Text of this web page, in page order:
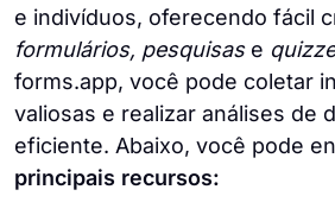
e indivíduos, oferecendo fácil
formulários, pesquisas e
forms.app, você pode coletar
valiosas e realizar análises de
eficiente. Abaixo, você pode
principais recursos: